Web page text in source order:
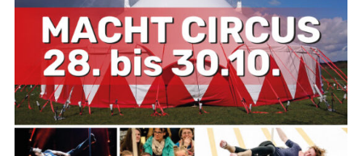
Kommentarrichtlinien und Netiquette für unsere Social Media-Kanäle
Willkommen in Strasburg (Uckermark)
Strasburger Ehrenamtspreis „SBG“
Welcome to Strasburg (Uckermark)